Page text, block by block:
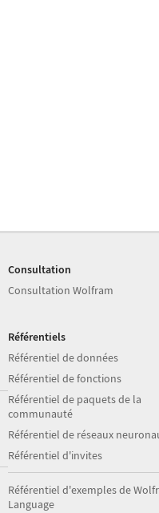
Consultation
Consultation Wolfram
Référentiels
Référentiel de données
Référentiel de fonctions
Référentiel de paquets de la
communauté
Référentiel de réseaux
Référentiel d'invites
Référentiel d'exemples de
Language